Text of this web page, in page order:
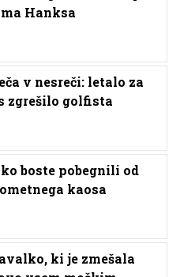
Hanksa
v nesreči: letalo za
zgrešilo golfista
boste pobegnili od
kaosa
ki je zmešala